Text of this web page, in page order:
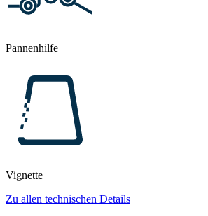
Pannenhilfe
Vignette
Zu allen technischen Details